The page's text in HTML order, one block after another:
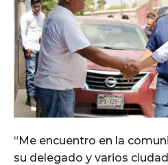
“Me encuentro en la
su delegado y varios